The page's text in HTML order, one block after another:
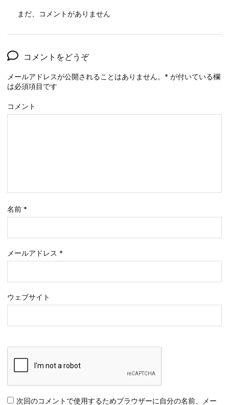
まだ、コメントがありません
コメントをどうぞ
メールアドレスが公開されることはありません。 * が付いている欄
は必須項目です
コメント
名前 *
メールアドレス *
ウェブサイト
次回のコメントで使用するためブラウザーに自分の名前、メー